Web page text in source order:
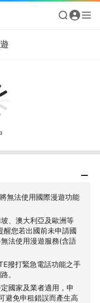
無法使用國際漫遊功能
、澳大利亞及歐洲等
醒您若出國前未申請國
法使用漫遊服務(含語
撥打緊急電話功能之手
。
國家及業者適用，申
避免申租錯誤而產生高